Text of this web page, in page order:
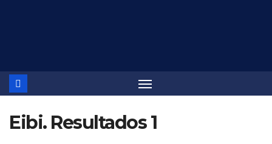
Eibi. Resultados 1